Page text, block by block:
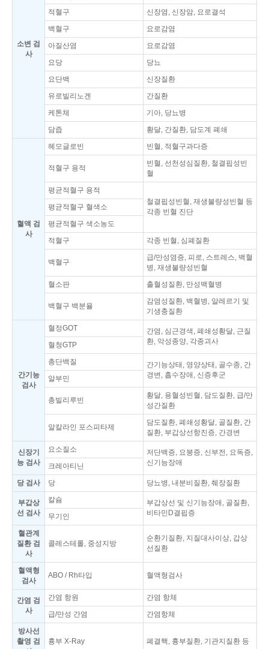
소변 검
사
적혈구
신장염, 신장암, 요로결석
백혈구
요로감염
아질산염
요로감염
요당
당뇨
요단백
신장질환
유로빌리노겐
간질환
케톤체
기아, 당뇨병
담즙
황달, 간질환, 담도계 폐쇄
혈액 검
사
헤모글로빈 빈혈, 적혈구과다증
적혈구 용적
빈혈, 선천성심질환, 철결핍성빈
혈
평균적혈구 용적
철결핍성빈혈, 재생불량성빈혈 등
각종 빈혈 진단
평균적혈구 혈색소
평균적혈구 색소농도
적혈구
각종 빈혈, 심폐질환
백혈구
급/만성염증, 피로, 스트레스, 백혈
병, 재생불량성빈혈
혈소판
출혈성질환, 만성백혈병
백혈구 백분율
감염성질환, 백혈병, 알레르기 및
기생충질환
간기능
검사
혈정GOT
간염, 심근경색, 폐쇄성황달, 근질
환, 악성종양, 각종괴사
혈청GTP
총단백질
간기능상태, 영양상태, 골수종, 간
경변, 흡수장애, 신증후군
알부민
총빌리루빈
황달, 용혈성빈혈, 담도질환, 급/만
성간질환
알칼라인 포스피타제
담도질환, 폐쇄성황달, 골질환, 간
질환, 부갑상선항진증, 간경변
신장기
능 검사
요소질소
저단백증, 요붕증, 신부전, 요독증,
신기능장애
크레아티닌
당 검사
당 당뇨병, 내분비질환, 췌장질환
부갑상
선 검사
칼슘
부갑상선 및 신기능장애, 골질환,
비타민D결핍증
무기인
혈관계
질환 검
사
콜레스테롤, 중성지방
순환기질환, 지질대사이상, 갑상
선질환
혈액형
검사
ABO / Rh타입 혈액형검사
간염 검
사
간염 항원
간염 항체
급/만성 간염
간염항체
방사선
촬영 검
흉부 X-Ray 폐결핵, 흉부질환, 기관지질환 등